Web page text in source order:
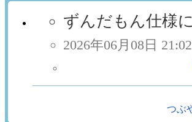
ずんだもん仕様に
2026年06月08日 21:02
つぶ